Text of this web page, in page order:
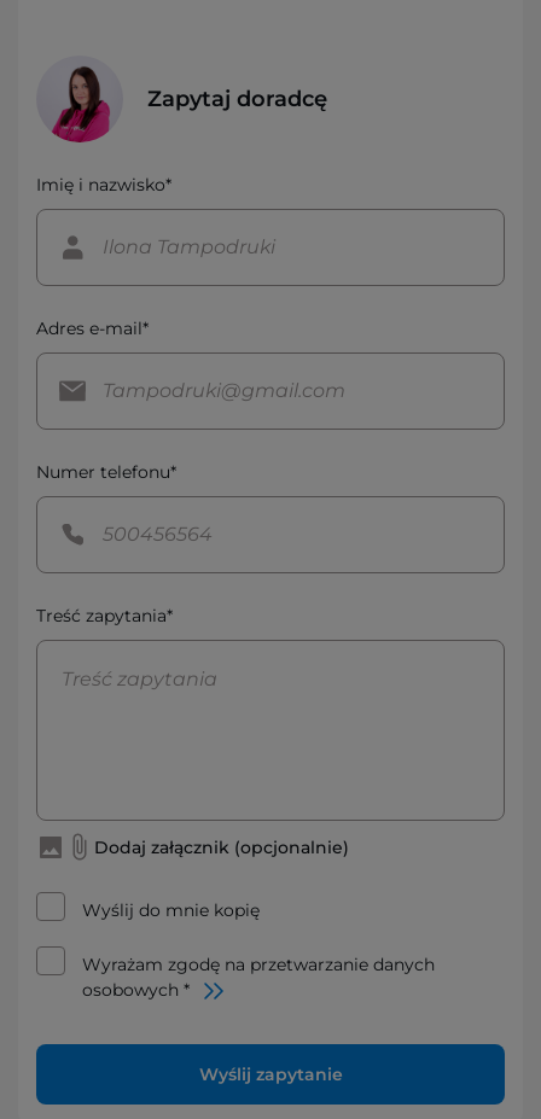
Zapytaj doradcę
Imię i nazwisko*
Adres e-mail*
Numer telefonu*
Treść zapytania*
Dodaj załącznik (opcjonalnie)
Wyślij do mnie kopię
Wyrażam zgodę na przetwarzanie danych
osobowych *
Wyślij zapytanie